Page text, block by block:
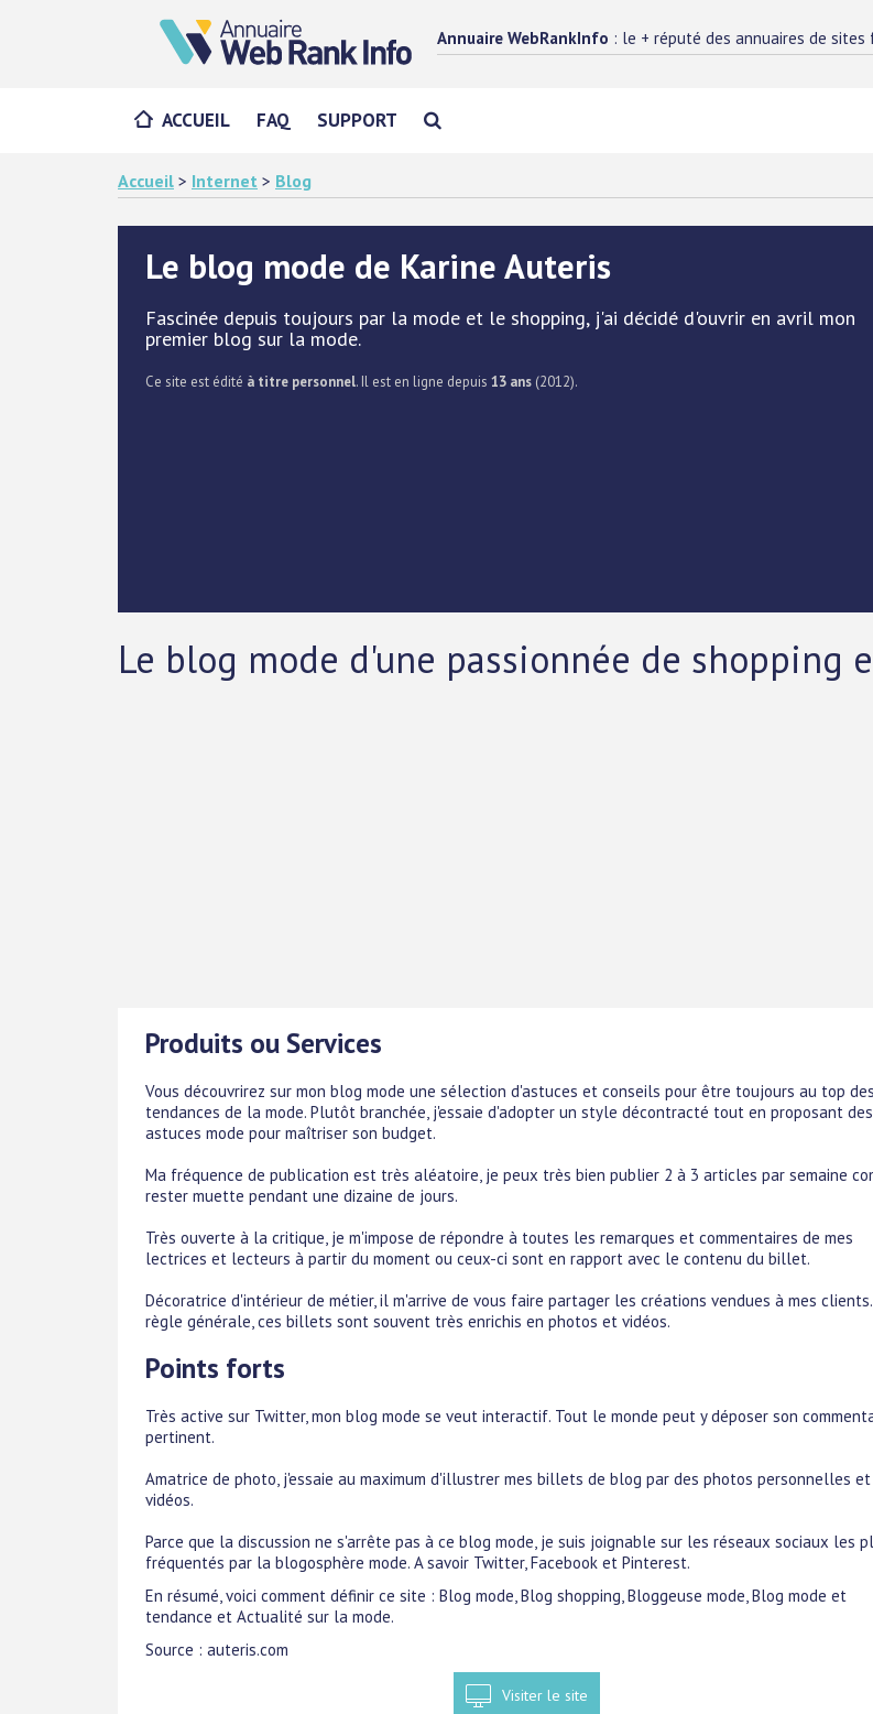
Annuaire WebRankInfo : le + réputé des annuaires de sites
ACCUEIL FAQ SUPPORT
Accueil > Internet > Blog
Le blog mode de Karine Auteris
Fascinée depuis toujours par la mode et le shopping, j'ai décidé d'ouvrir en avril mon
premier blog sur la mode.
Ce site est édité à titre personnel. Il est en ligne depuis 13 ans (2012).
Le blog mode d'une passionnée de shopping
Produits ou Services
Vous découvrirez sur mon blog mode une sélection d'astuces et conseils pour être toujours au top des
tendances de la mode. Plutôt branchée, j'essaie d'adopter un style décontracté tout en proposant des
astuces mode pour maîtriser son budget.
Ma fréquence de publication est très aléatoire, je peux très bien publier 2 à 3 articles par semaine
rester muette pendant une dizaine de jours.
Très ouverte à la critique, je m'impose de répondre à toutes les remarques et commentaires de mes
lectrices et lecteurs à partir du moment ou ceux-ci sont en rapport avec le contenu du billet.
Décoratrice d'intérieur de métier, il m'arrive de vous faire partager les créations vendues à mes clients.
règle générale, ces billets sont souvent très enrichis en photos et vidéos.
Points forts
Très active sur Twitter, mon blog mode se veut interactif. Tout le monde peut y déposer son
pertinent.
Amatrice de photo, j'essaie au maximum d'illustrer mes billets de blog par des photos personnelles et
vidéos.
Parce que la discussion ne s'arrête pas à ce blog mode, je suis joignable sur les réseaux sociaux les
fréquentés par la blogosphère mode. A savoir Twitter, Facebook et Pinterest.
En résumé, voici comment définir ce site : Blog mode, Blog shopping, Bloggeuse mode, Blog mode et
tendance et Actualité sur la mode.
Source : auteris.com
Visiter le site